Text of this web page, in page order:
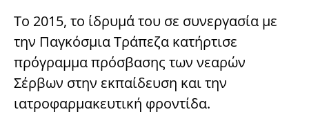
Το 2015, το ίδρυμά του σε συνεργασία με
την Παγκόσμια Τράπεζα κατήρτισε
πρόγραμμα πρόσβασης των νεαρών
Σέρβων στην εκπαίδευση και την
ιατροφαρμακευτική φροντίδα.